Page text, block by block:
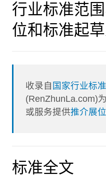
行业标准范
位和标准起
收录自 国家行业标
(RenZhunLa.com)
或服务提供推介展位
标准全文